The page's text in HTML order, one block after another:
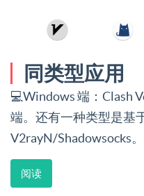
同类型应用
💻Windows 端：Clash
端。还有一种类型是基
V2rayN/Shadowsocks。
阅读